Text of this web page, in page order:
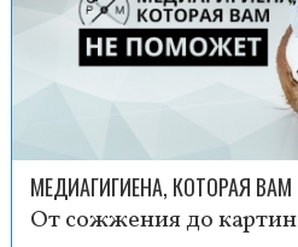
МЕДИАГИГИЕНА, КОТОРАЯ
От сожжения до